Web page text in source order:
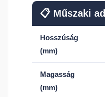
📋 Műszaki
Hosszúság
(mm)
Magasság
(mm)